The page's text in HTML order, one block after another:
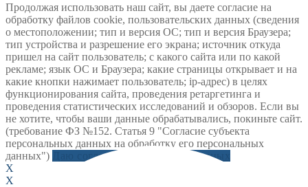
Продолжая использовать наш сайт, вы даете согласие на
обработку файлов cookie, пользовательских данных (сведения
о местоположении; тип и версия ОС; тип и версия Браузера;
тип устройства и разрешение его экрана; источник откуда
пришел на сайт пользователь; с какого сайта или по какой
рекламе; язык ОС и Браузера; какие страницы открывает и на
какие кнопки нажимает пользователь; ip-адрес) в целях
функционирования сайта, проведения ретаргетинга и
проведения статистических исследований и обзоров. Если вы
не хотите, чтобы ваши данные обрабатывались, покиньте сайт.
(требование ФЗ №152. Статья 9 "Согласие субъекта
персональных данных на обработку его персональных
данных")
Даю согласие на обработку данных
X
X